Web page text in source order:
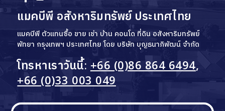
แมคบีพี อสังหาริมทรัพย์ ประเทศไทย
แมคบีพี ตัวแทนซื้อ ขาย เช่า บ้าน คอนโด ที่ดิน อสังหาริมทรัพย์
พัทยา กรุงเทพฯ ประเทศไทย โดย บริษัท บุญธนาภิพัฒน์ จำกัด
โทรหาเราวันนี้: +66 (0)86 864 6494,
+66 (0)33 003 049